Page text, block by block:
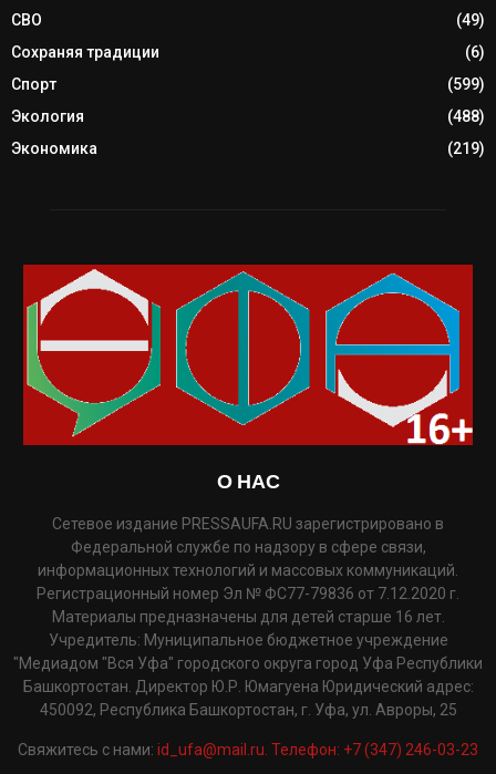
СВО
(49)
Сохраняя традиции
(6)
Спорт
(599)
Экология
(488)
Экономика
(219)
О НАС
Сетевое издание PRESSAUFA.RU зарегистрировано в
Федеральной службе по надзору в сфере связи,
информационных технологий и массовых коммуникаций.
Регистрационный номер Эл № ФС77-79836 от 7.12.2020 г.
Материалы предназначены для детей старше 16 лет.
Учредитель: Муниципальное бюджетное учреждение
"Медиадом "Вся Уфа" городского округа город Уфа Республики
Башкортостан. Директор Ю.Р. Юмагуена Юридический адрес:
450092, Республика Башкортостан, г. Уфа, ул. Авроры, 25
Свяжитесь с нами: id_ufa@mail.ru. Телефон: +7 (347) 246-03-23